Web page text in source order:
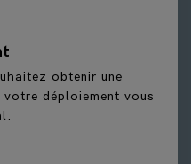
obtenir une
déploiement vous